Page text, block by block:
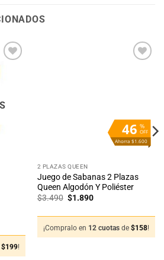
$199!
%
OFF
46
Ahorra $1.600
2 PLAZAS QUEEN
Juego de Sabanas 2 Plazas
Queen Algodón Y Poliéster
$3.490 El
$3.490.
$1.890El
$1.890.
¡Compralo en 12 cuotas de $158!